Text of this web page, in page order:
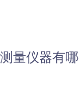
量仪器有